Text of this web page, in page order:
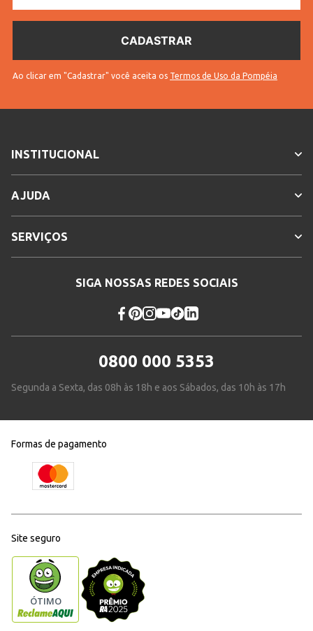
Ao clicar em "Cadastrar" você aceita os Termos de Uso da Pompéia
INSTITUCIONAL
AJUDA
SERVIÇOS
SIGA NOSSAS REDES SOCIAIS
0800 000 5353
Segunda a Sexta, das 08h às 18h e aos Sábados, das 10h às 17h
Formas de pagamento
Site seguro